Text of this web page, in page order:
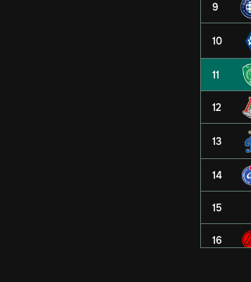
9
10
11
12
13
14
15
16